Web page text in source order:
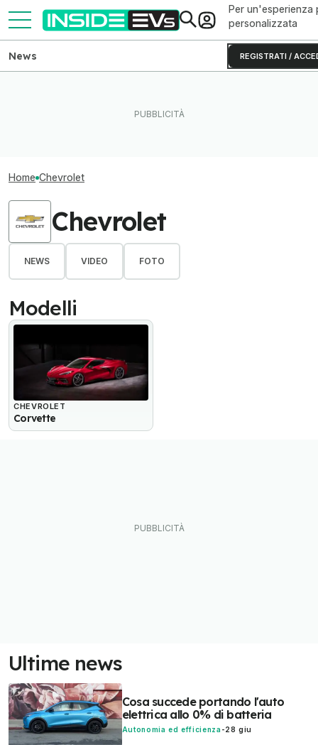
Per un'esperienza
personalizzata
REGISTRATI /
News
Home Chevrolet
Chevrolet
NEWS VIDEO FOTO
Modelli
CHEVROLET
Corvette
Ultime news
Cosa succede portando l'auto
elettrica allo 0% di batteria
Autonomia ed efficienza -28 giu